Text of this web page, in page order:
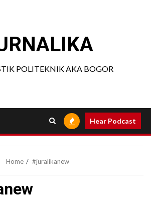
POLITEKNIK AKA BOGOR
Hear Podcast
Home #juralikanew